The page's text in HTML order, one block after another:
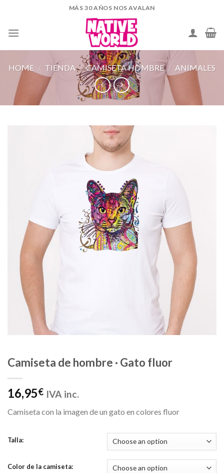
content
MÁS 30 AÑOS NOS AVALAN
HOME / TIENDA / CAMISETA HOMBRE / ANIMALES
Camiseta de hombre · Gato fluor
16,95€ IVA inc.
Camiseta con la imagen de un gato en colores fluor
Talla:
Color de la camiseta: